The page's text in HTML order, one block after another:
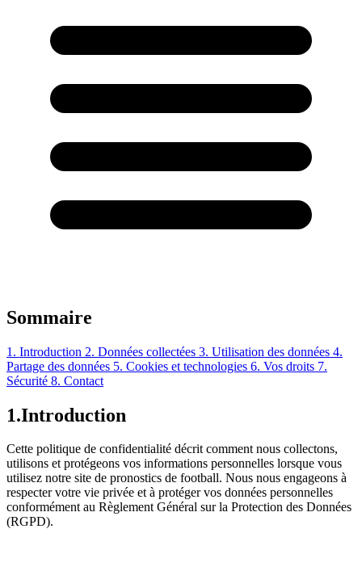
Sommaire
1. Introduction 2. Données collectées 3. Utilisation des données 4.
Partage des données 5. Cookies et technologies 6. Vos droits 7.
Sécurité 8. Contact
1.Introduction
Cette politique de confidentialité décrit comment nous collectons,
utilisons et protégeons vos informations personnelles lorsque vous
utilisez notre site de pronostics de football. Nous nous engageons à
respecter votre vie privée et à protéger vos données personnelles
conformément au Règlement Général sur la Protection des Données
(RGPD).